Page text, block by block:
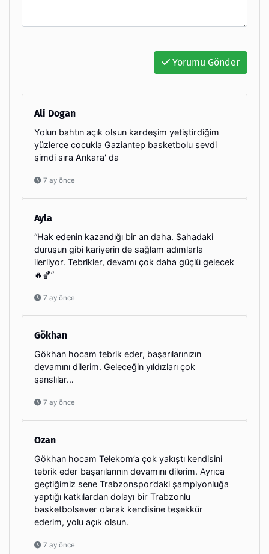
Yorumu Gönder
Ali Dogan
Yolun bahtın açık olsun kardeşim yetiştirdiğim
yüzlerce cocukla Gaziantep basketbolu sevdi
şimdi sıra Ankara' da
7 ay önce
Ayla
“Hak edenin kazandığı bir an daha. Sahadaki
duruşun gibi kariyerin de sağlam adımlarla
ilerliyor. Tebrikler, devamı çok daha güçlü gelecek
🔥🏀”
7 ay önce
Gökhan
Gökhan hocam tebrik eder, başarılarınızın
devamını dilerim. Geleceğin yıldızları çok
şanslılar…
7 ay önce
Ozan
Gökhan hocam Telekom’a çok yakıştı kendisini
tebrik eder başarılarının devamını dilerim. Ayrıca
geçtiğimiz sene Trabzonspor’daki şampiyonluğa
yaptığı katkılardan dolayı bir Trabzonlu
basketbolsever olarak kendisine teşekkür
ederim, yolu açık olsun.
7 ay önce